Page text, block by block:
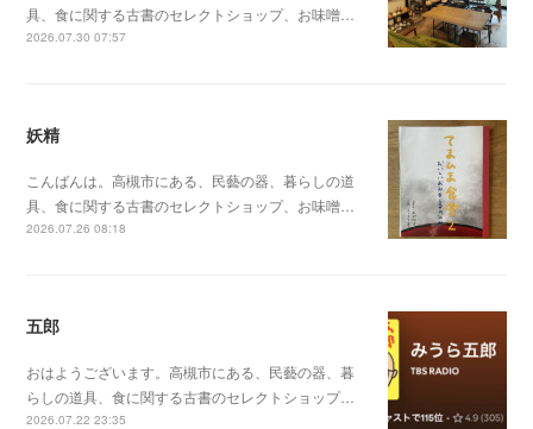
具、食に関する古書のセレクトショップ、お味噌…
2026.07.30 07:57
妖精
こんばんは。高槻市にある、民藝の器、暮らしの道
具、食に関する古書のセレクトショップ、お味噌…
2026.07.26 08:18
五郎
おはようございます。高槻市にある、民藝の器、暮
らしの道具、食に関する古書のセレクトショップ…
2026.07.22 23:35